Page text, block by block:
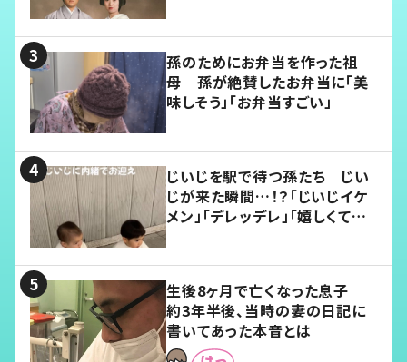
孫のためにお弁当を作った祖
母 孫が絶賛したお弁当に「美
味しそう」「お弁当すごい」
じいじを駅で待つ孫たち じい
じが来た瞬間…！？「じいじイケ
メン」「デレッデレ」「嬉しくて可
生後8ヶ月で亡くなった息子
約3年半後、当時の妻の日記に
書いてあった本音とは